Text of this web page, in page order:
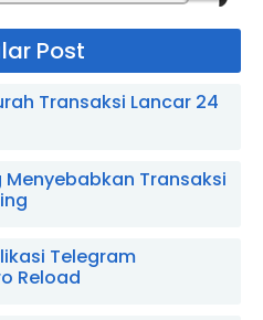
Post
Transaksi Lancar 24
Transaksi
Telegram
Reload